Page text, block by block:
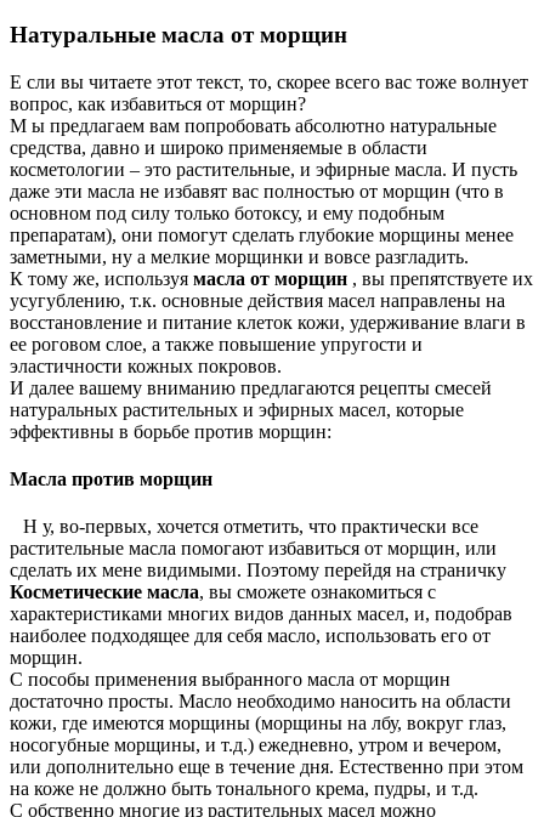
Натуральные масла от морщин
Е сли вы читаете этот текст, то, скорее всего вас тоже волнует
вопрос, как избавиться от морщин?
М ы предлагаем вам попробовать абсолютно натуральные
средства, давно и широко применяемые в области
косметологии – это растительные, и эфирные масла. И пусть
даже эти масла не избавят вас полностью от морщин (что в
основном под силу только ботоксу, и ему подобным
препаратам), они помогут сделать глубокие морщины менее
заметными, ну а мелкие морщинки и вовсе разгладить.
К тому же, используя масла от морщин , вы препятствуете их
усугублению, т.к. основные действия масел направлены на
восстановление и питание клеток кожи, удерживание влаги в
ее роговом слое, а также повышение упругости и
эластичности кожных покровов.
И далее вашему вниманию предлагаются рецепты смесей
натуральных растительных и эфирных масел, которые
эффективны в борьбе против морщин:
Масла против морщин
Н у, во-первых, хочется отметить, что практически все
растительные масла помогают избавиться от морщин, или
сделать их мене видимыми. Поэтому перейдя на страничку
Косметические масла, вы сможете ознакомиться с
характеристиками многих видов данных масел, и, подобрав
наиболее подходящее для себя масло, использовать его от
морщин.
С пособы применения выбранного масла от морщин
достаточно просты. Масло необходимо наносить на области
кожи, где имеются морщины (морщины на лбу, вокруг глаз,
носогубные морщины, и т.д.) ежедневно, утром и вечером,
или дополнительно еще в течение дня. Естественно при этом
на коже не должно быть тонального крема, пудры, и т.д.
С обственно многие из растительных масел можно